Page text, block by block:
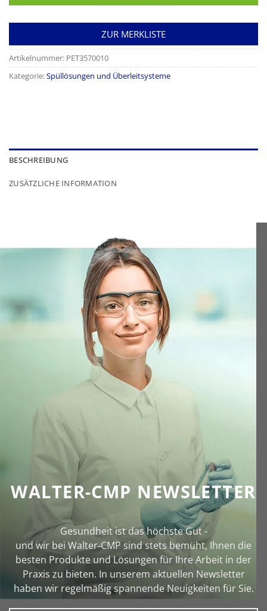
ZUR MERKLISTE
Artikelnummer: PET3570010
Kategorie:Spüllösungen und Überleitsysteme
BESCHREIBUNG
ZUSÄTZLICHE INFORMATION
WALTER-CMP NEWSLETTER
Gesundheit ist das höchste Gut -
und wir bei Walter‑CMP sind stets bemüht, Ihnen die
besten Produkte und Lösungen für Ihre Arbeit in der
Praxis zu bieten. In unserem aktuellen Newsletter
haben wir regelmäßig spannende Neuigkeiten für Sie.